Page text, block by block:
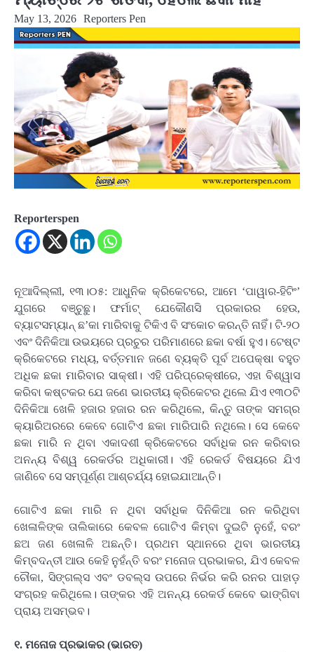
May 13, 2026 Reporters Pen
Reporterspen
ନୂଆଦିଲ୍ଲୀ, ୧୩।୦୫: ଆଧୁନିକ କ୍ରିକେଟରେ, ଆମେ ‘ପାୱାର-ହିଟିଂ’
ଯୁଗରେ ବଞ୍ଚୁଛୁ। ଫର୍ମାଟ୍‌ ଯେକୌଣସି ପ୍ରକାରର ହେଉ,
ବ୍ୟାଟସମ୍ୟାନ୍‌ ଛ’କା ମାରିବାକୁ ଟିକିଏ ବି ସଂକୋଚ କରନ୍ତି ନାହିଁ। ଟି-୨୦
ଏବଂ ଦିନିକିଆ ଉଭୟରେ ପ୍ରଚୁର ପରିମାଣରେ ଛକା ବର୍ଷା ହୁଏ। ଟେଷ୍ଟ
କ୍ରିକେଟରେ ମଧ୍ୟ, ବର୍ତ୍ତମାନ ଜଣେ ବ୍ୟକ୍ତି ପୂର୍ବ ଅପେକ୍ଷା ବହୁତ
ଅଧିକ ଛକା ମାରିବାର ସାକ୍ଷୀ। ଏହି ପରିପ୍ରେକ୍ଷୀରେ, ଏହା ବିଶ୍ୱାସ
କରିବା କଷ୍ଟକର ଯେ ଜଣେ ଭାରତୀୟ କ୍ରିକେଟର ଥିଲେ ଯିଏ ୧୩୦ଟି
ଦିନିକିଆ ଖେଳି ହଜାର ହଜାର ରନ କରିଥିଲେ, କିନ୍ତୁ ତାଙ୍କ ସମଗ୍ର
କ୍ୟାରିଅରରେ କେବେ ଗୋଟିଏ ଛକା ମାରିପାରି ନଥିଲେ। ସେ କେବେ
ଛକା ମାରି ନ ଥିବା ଏକାଦଶୀ କ୍ରିକେଟରେ ସର୍ବାଧିକ ରନ କରିବାର
ଅନନ୍ୟ ବିଶ୍ୱ ରେକର୍ଡର ଅଧିକାରୀ। ଏହି ରେକର୍ଡ ବିଷୟରେ ଯିଏ
ଜାଣିବେ ସେ ସମ୍ପୂର୍ଣ୍ଣ ଆଶ୍ଚର୍ଯ୍ୟ ହୋଇଯାଆନ୍ତି।
ଗୋଟିଏ ଛକା ମାରି ନ ଥିବା ସର୍ବାଧିକ ଦିନିକିଆ ରନ କରିଥିବା
ଖେଳାଳିଙ୍କ ତାଲିକାରେ କେବଳ ଗୋଟିଏ କିମ୍ବା ଦୁଇଟି ନୁହେଁ, ବରଂ
ଛଅ ଜଣ ଖେଳାଳି ଅଛନ୍ତି। ପ୍ରଥମ ସ୍ଥାନରେ ଥିବା ଭାରତୀୟ
କିମ୍ବଦନ୍ତୀ ଆଉ କେହି ନୁହଁନ୍ତି ବରଂ ମନୋଜ ପ୍ରଭାକର, ଯିଏ କେବଳ
ଚୌକା, ସିଙ୍ଗଲ୍ସ ଏବଂ ଡବଲ୍ସ ଉପରେ ନିର୍ଭର କରି ରନର ପାହାଡ଼
ସଂଗ୍ରହ କରିଥିଲେ। ତାଙ୍କର ଏହି ଅନନ୍ୟ ରେକର୍ଡ କେବେ ଭାଙ୍ଗିବା
ପ୍ରାୟ ଅସମ୍ଭବ।
୧. ମନୋଜ ପ୍ରଭାକର (ଭାରତ)